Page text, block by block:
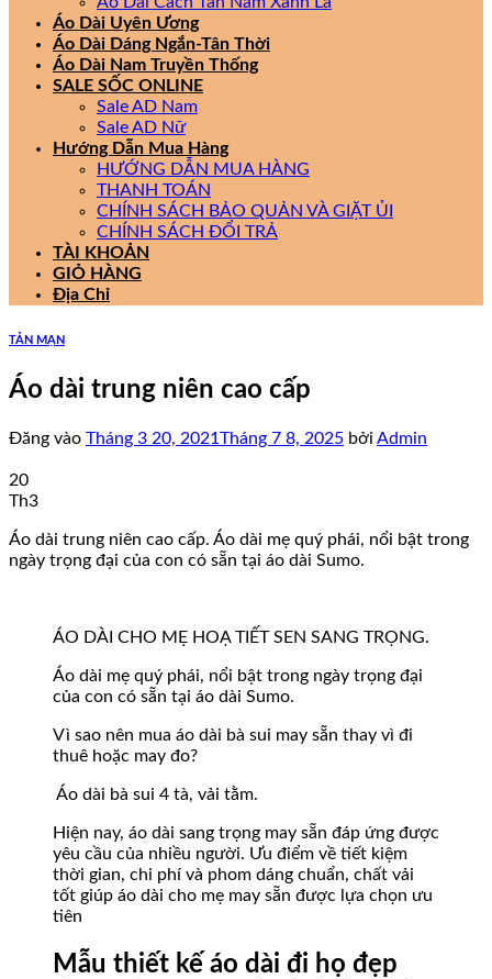
Áo Dài Uyên Ương
Áo Dài Dáng Ngắn-Tân Thời
Áo Dài Nam Truyền Thống
SALE SỐC ONLINE
Sale AD Nam
Sale AD Nữ
Hướng Dẫn Mua Hàng
HƯỚNG DẪN MUA HÀNG
THANH TOÁN
CHÍNH SÁCH BẢO QUẢN VÀ GIẶT ỦI
CHÍNH SÁCH ĐỔI TRẢ
TÀI KHOẢN
GIỎ HÀNG
Địa Chỉ
TẢN MẠN
Áo dài trung niên cao cấp
Đăng vào Tháng 3 20, 2021 Tháng 7 8, 2025 bởi Admin
20
Th3
Áo dài trung niên cao cấp. Áo dài mẹ quý phái, nổi bật trong
ngày trọng đại của con có sẵn tại áo dài Sumo.
ÁO DÀI CHO MẸ HOẠ TIẾT SEN SANG TRỌNG.
Áo dài mẹ quý phái, nổi bật trong ngày trọng đại
của con có sẵn tại áo dài Sumo.
Vì sao nên mua áo dài bà sui may sẵn thay vì đi
thuê hoặc may đo?
Áo dài bà sui 4 tà, vải tằm.
Hiện nay, áo dài sang trọng may sẵn đáp ứng được
yêu cầu của nhiều người. Ưu điểm về tiết kiệm
thời gian, chi phí và phom dáng chuẩn, chất vải
tốt giúp áo dài cho mẹ may sẵn được lựa chọn ưu
tiên
Mẫu thiết kế áo dài đi họ đẹp